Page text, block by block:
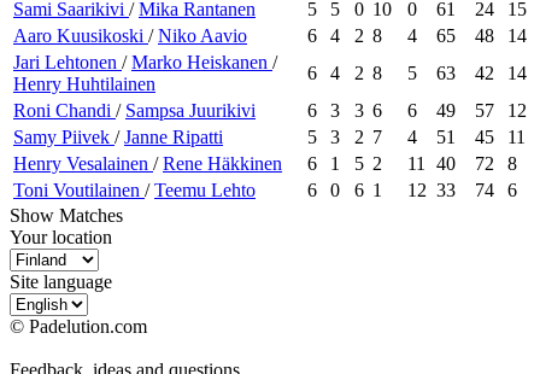
Sami Saarikivi /Mika Rantanen 5 5 0 10 0 61 24
15
Aaro Kuusikoski /Niko Aavio 6 4 2 8 4 65 48
14
Jari Lehtonen /Marko Heiskanen /
Henry Huhtilainen
6 4 2 8 5 63 42
14
Roni Chandi / Sampsa Juurikivi 6 3 3 6 6 49 57
12
Samy Piivek /Janne Ripatti 5 3 2 7 4 51 45
11
Henry Vesalainen /Rene Häkkinen 6 1 5 2 11 40 72
8
Toni Voutilainen /Teemu Lehto 6 0 6 1 12 33 74
6
Show Matches
Your location
Site language
© Padelution.com
Feedback, ideas and questions